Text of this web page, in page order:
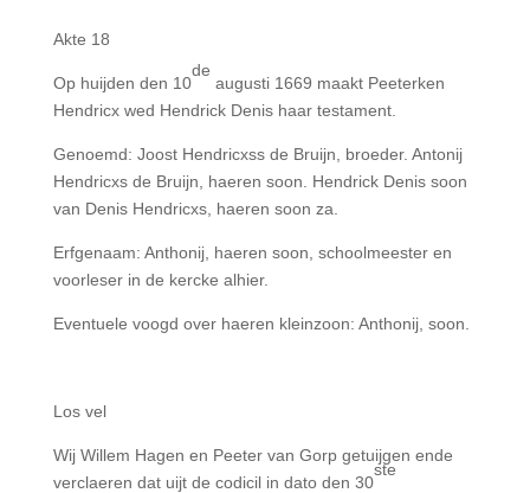
Akte 18
Op huijden den 10
de
augusti 1669 maakt Peeterken
Hendricx wed Hendrick Denis haar testament.
Genoemd: Joost Hendricxss de Bruijn, broeder. Antonij
Hendricxs de Bruijn, haeren soon. Hendrick Denis soon
van Denis Hendricxs, haeren soon za.
Erfgenaam: Anthonij, haeren soon, schoolmeester en
voorleser in de kercke alhier.
Eventuele voogd over haeren kleinzoon: Anthonij, soon.
Los vel
Wij Willem Hagen en Peeter van Gorp getuijgen ende
verclaeren dat uijt de codicil in dato den 30
ste